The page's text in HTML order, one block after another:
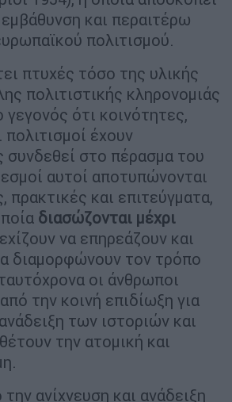
και περαιτέρω
πολιτισμού.
πτυχές τόσο της υλικής
πολιτιστικής κληρονομιάς
ότι κοινότητες,
έχουν
συνδεθεί στο πέρασμα του
αυτοί αποτυπώνονται
πρακτικές και επιτεύγματα,
διασώζονται μέχρι
να επηρεάζουν και
διαμορφώνουν τον τρόπο
οι άνθρωποι
την κοινή επιδίωξη για
των ιστοριών και
την ατομική και
ανίχνευση και ανάδειξη